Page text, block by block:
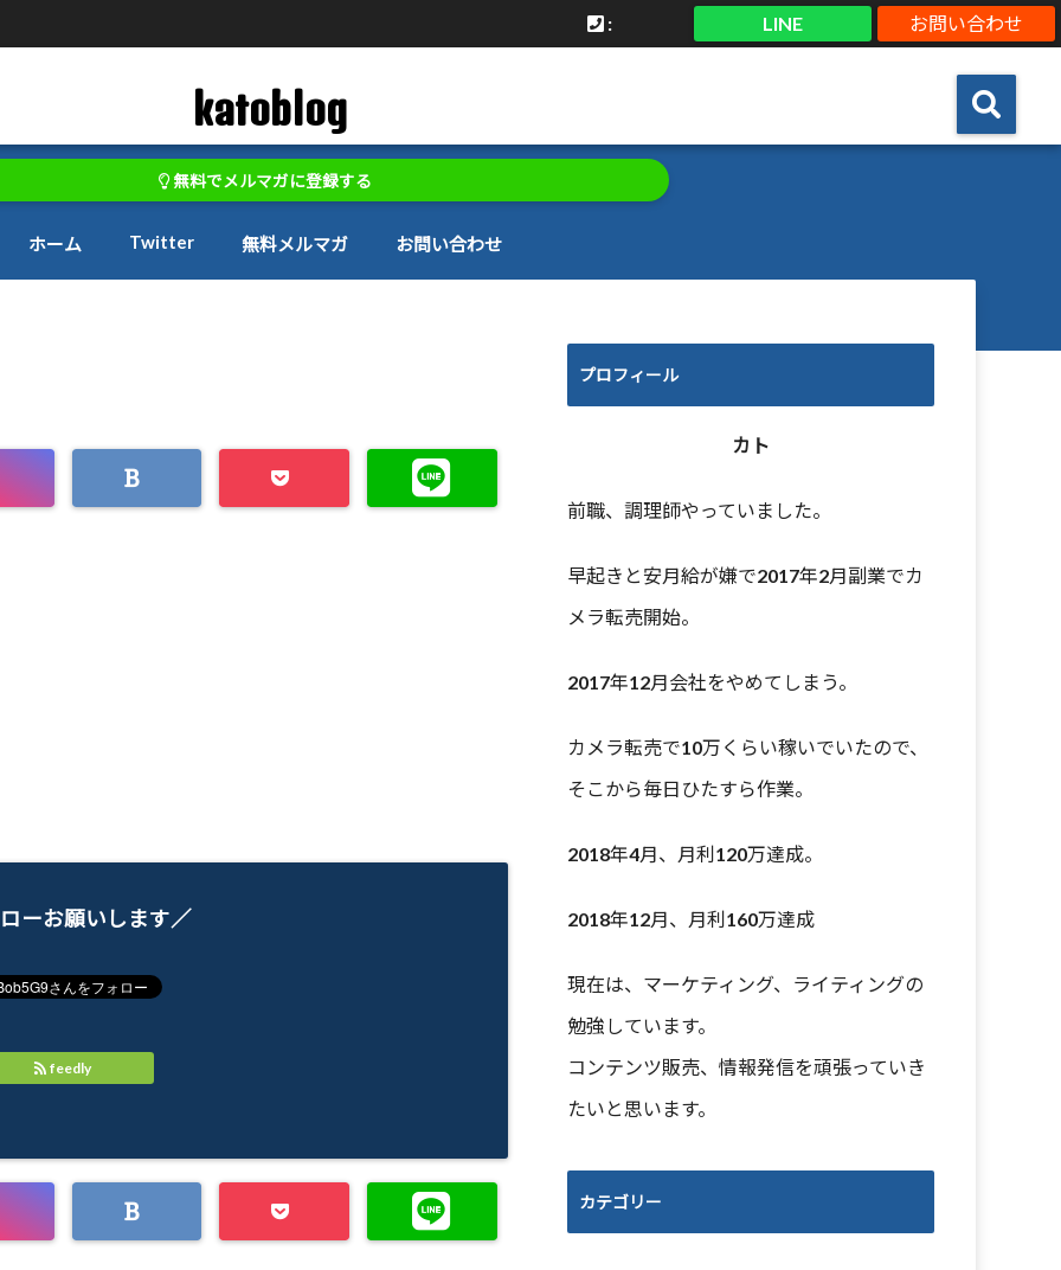
お問い合わせ
LINE
:
katoblog
無料でメルマガに登録する
ホーム Twitter 無料メルマガ お問い合わせ
ーお願いします／
feedly
プロフィール
カト
前職、調理師やっていました。
早起きと安月給が嫌で2017年2月副業でカ
メラ転売開始。
2017年12月会社をやめてしまう。
カメラ転売で10万くらい稼いでいたので、
そこから毎日ひたすら作業。
2018年4月、月利120万達成。
2018年12月、月利160万達成
現在は、マーケティング、ライティングの
勉強しています。
コンテンツ販売、情報発信を頑張っていき
たいと思います。
カテゴリー